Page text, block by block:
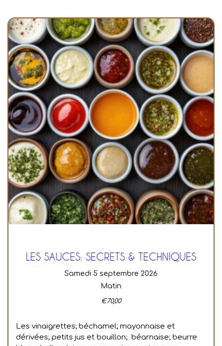
LES SAUCES: SECRETS & TECHNIQUES
samedi 5 septembre 2026
Matin
€70,00
Les vinaigrettes; béchamel; mayonnaise et
dérivées; petits jus et bouillon; béarnaise; beurre